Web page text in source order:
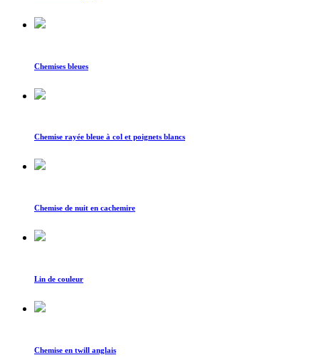
Chemises bleues
Chemise rayée bleue à col et poignets blancs
Chemise de nuit en cachemire
Lin de couleur
Chemise en twill anglais